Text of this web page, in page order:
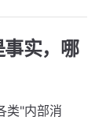
实，哪
类"内部消